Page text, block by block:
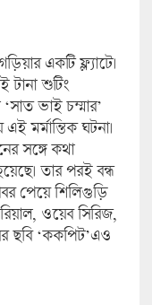
একটি ফ্ল্যাটে।
শুটিং
ভাই চম্মার’
মর্মান্তিক ঘটনা।
সঙ্গে কথা
তার পরই বন্ধ
পেয়ে শিলিগুড়ি
ওয়েব সিরিজ,
ছবি ‘ককপিট’এও